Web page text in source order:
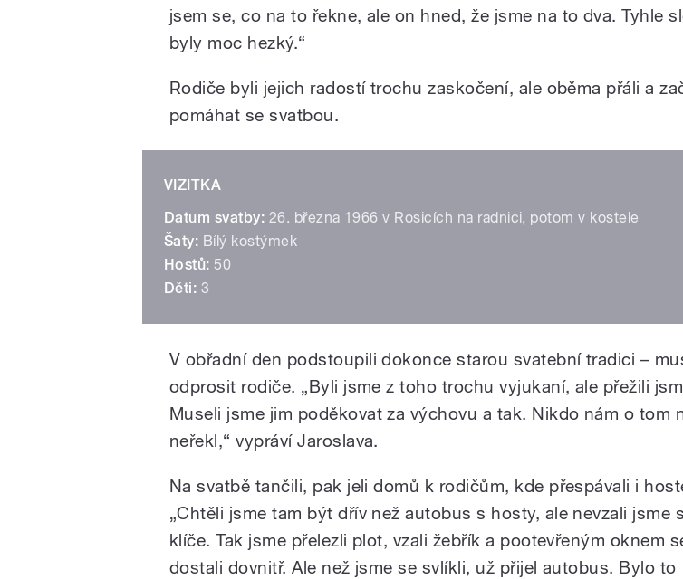
jsem se, co na to řekne, ale on hned, že jsme na to dva. Tyhle
byly moc hezký.“
Rodiče byli jejich radostí trochu zaskočení, ale oběma přáli a
pomáhat se svatbou.
VIZITKA
Datum svatby: 26. března 1966 v Rosicích na radnici, potom v kostele
Šaty: Bílý kostýmek
Hostů: 50
Děti: 3
V obřadní den podstoupili dokonce starou svatební tradici –
odprosit rodiče. „Byli jsme z toho trochu vyjukaní, ale přežili
Museli jsme jim poděkovat za výchovu a tak. Nikdo nám o tom
neřekl,“ vypráví Jaroslava.
Na svatbě tančili, pak jeli domů k rodičům, kde přespávali i
„Chtěli jsme tam být dřív než autobus s hosty, ale nevzali jsme
klíče. Tak jsme přelezli plot, vzali žebřík a pootevřeným oknem
dostali dovnitř. Ale než jsme se svlíkli, už přijel autobus. Bylo to